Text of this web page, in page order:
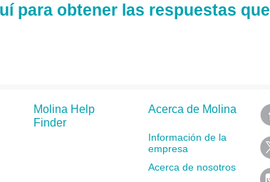
para obtener las respuestas que
Molina Help
Finder
Acerca de Molina
Información de la
empresa
Acerca de nosotros